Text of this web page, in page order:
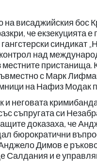
на висаджийския бос
че екзекуцията
синдикат
над
пристанища.
с Марк
на Нафиз Модак
неговата
съпругата си
доказаха, че
бюрократични
Димов е
Салдания и е